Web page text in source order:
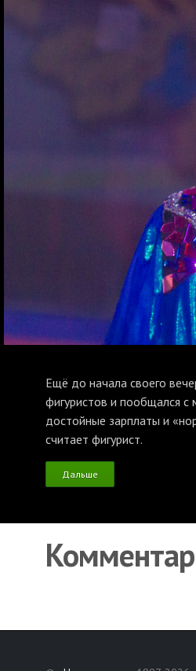
Ещё до начала своего
фигуристов и пообщался
достойные зарплаты и
считает фигурист.
Дальше